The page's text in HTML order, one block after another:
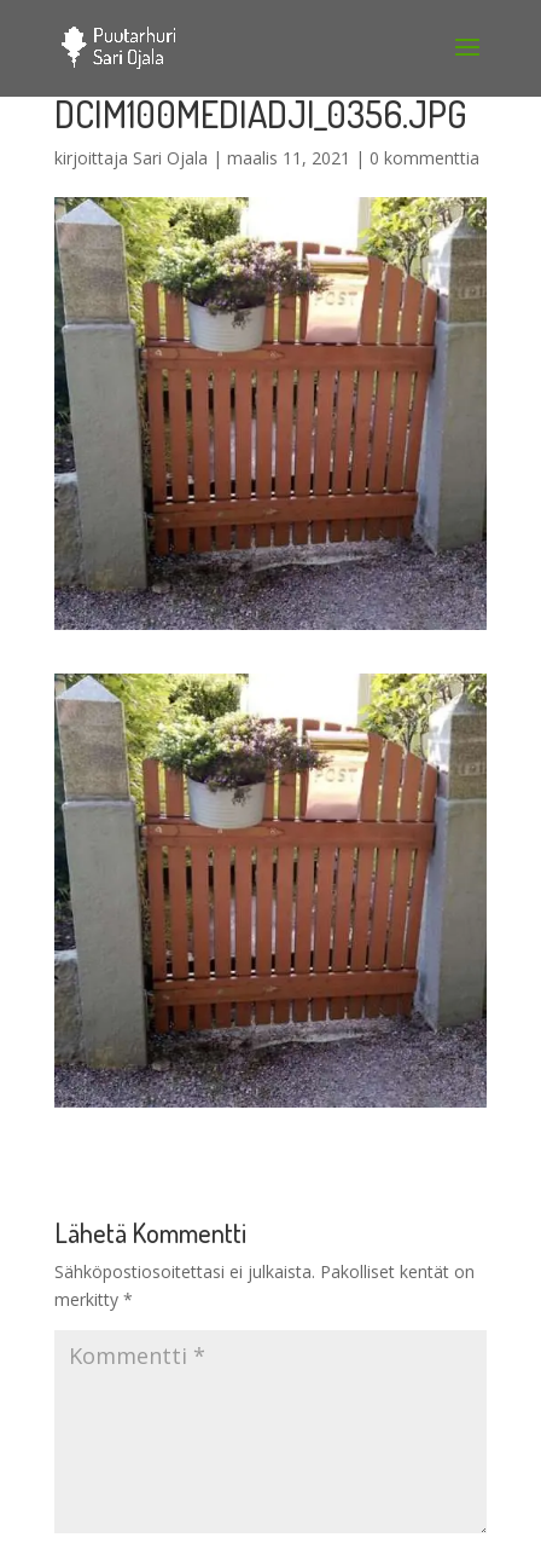
DCIM100MEDIADJI_0356.JPG
kirjoittaja Sari Ojala | maalis 11, 2021 | 0 kommenttia
Lähetä Kommentti
Sähköpostiosoitettasi ei julkaista. Pakolliset kentät on
merkitty *